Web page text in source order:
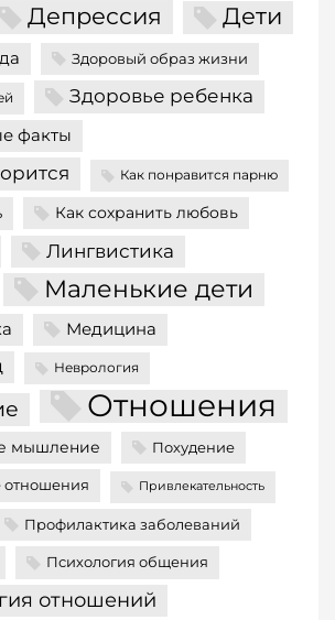
Депрессия Дети
Здоровый образ жизни
Здоровье ребенка
факты
Как понравится парню
Как сохранить любовь
Лингвистика
Маленькие дети
Медицина
Неврология
Отношения
мышление Похудение
Привлекательность
Профилактика заболеваний
Психология общения
отношений